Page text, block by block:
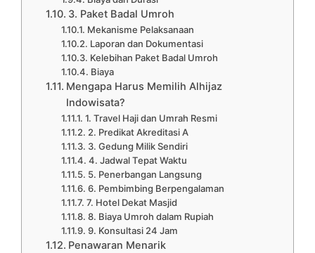
3. Paket Badal Umroh
Mekanisme Pelaksanaan
Laporan dan Dokumentasi
Kelebihan Paket Badal Umroh
Biaya
Mengapa Harus Memilih Alhijaz
Indowisata?
1. Travel Haji dan Umrah Resmi
2. Predikat Akreditasi A
3. Gedung Milik Sendiri
4. Jadwal Tepat Waktu
5. Penerbangan Langsung
6. Pembimbing Berpengalaman
7. Hotel Dekat Masjid
8. Biaya Umroh dalam Rupiah
9. Konsultasi 24 Jam
Penawaran Menarik